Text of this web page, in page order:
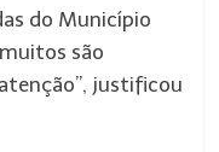
do Município
são
justificou